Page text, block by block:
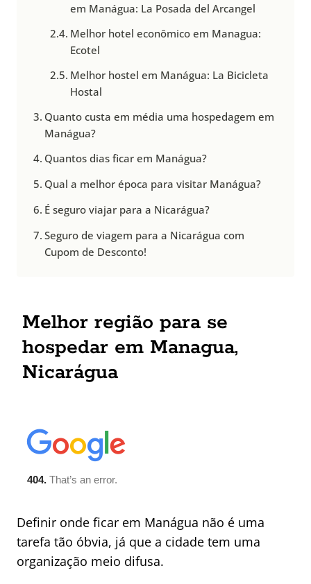
em Manágua: La Posada del Arcangel
Melhor hotel econômico em Managua:
Ecotel
Melhor hostel em Manágua: La Bicicleta
Hostal
Quanto custa em média uma hospedagem em
Manágua?
Quantos dias ficar em Manágua?
Qual a melhor época para visitar Manágua?
É seguro viajar para a Nicarágua?
Seguro de viagem para a Nicarágua com
Cupom de Desconto!
Melhor região para se
hospedar em Managua,
Nicarágua
Definir onde ficar em Manágua não é uma
tarefa tão óbvia, já que a cidade tem uma
organização meio difusa.